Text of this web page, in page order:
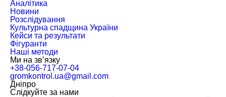
Аналітика
Новини
Розслідування
Культурна спадщина України
Кейси та результати
Фігуранти
Наші методи
Ми на зв’язку
+38-056-717-07-04
gromkontrol.ua@gmail.com
Дніпро
Слiдкуйте за нами